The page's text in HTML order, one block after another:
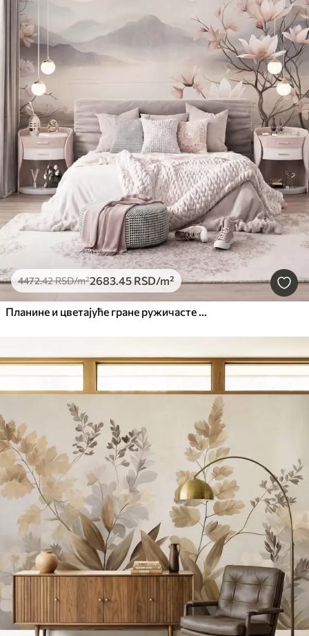
4472.42RSD/m²2683.45 RSD/m²
Планине и цветајуће гране ружичасте магнолије, текстурирани пејзаж